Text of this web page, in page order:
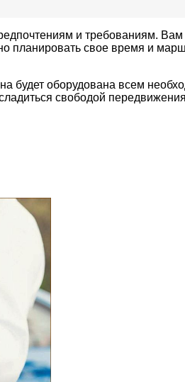
и требованиям.
планировать свое время и
будет оборудована всем
свободой